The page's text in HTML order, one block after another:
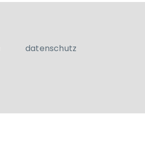
datenschutz